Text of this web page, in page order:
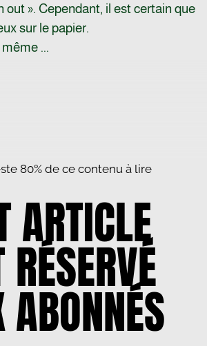
out ». Cependant, il est certain que
sur le papier.
...
80% de ce contenu à lire
ARTICLE
RÉSERVÉ